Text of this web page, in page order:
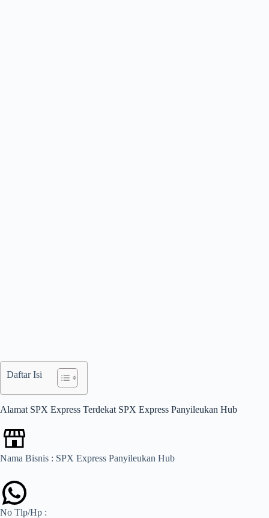
Daftar Isi
Alamat SPX Express Terdekat SPX Express Panyileukan Hub
Nama Bisnis : SPX Express Panyileukan Hub
No Tlp/Hp :